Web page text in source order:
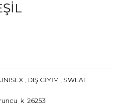
UNİSEX , DIŞ GİYİM , SWEAT